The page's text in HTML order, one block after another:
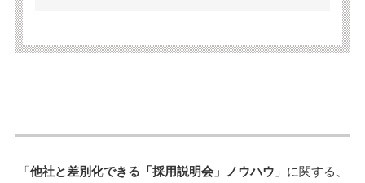
「 他社と差別化できる「採用説明会」ノウハウ 」に関する、